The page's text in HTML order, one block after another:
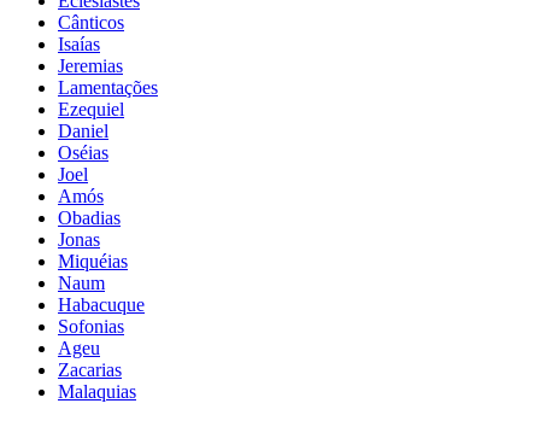
Cânticos
Isaías
Jeremias
Lamentações
Ezequiel
Daniel
Oséias
Joel
Amós
Obadias
Jonas
Miquéias
Naum
Habacuque
Sofonias
Ageu
Zacarias
Malaquias